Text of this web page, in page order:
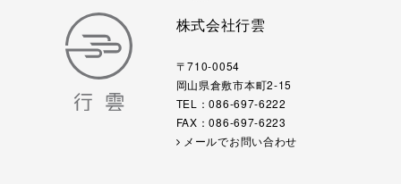
株式会社行雲
〒710-0054
岡山県倉敷市本町2-15
TEL：086-697-6222
FAX：086-697-6223
メールでお問い合わせ